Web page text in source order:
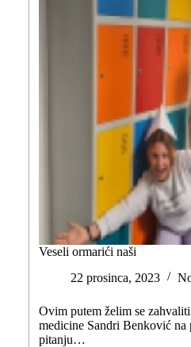
Veseli ormarići naši
22 prosinca, 2023
Ovim putem želim se
medicine Sandri Benković
pitanju…